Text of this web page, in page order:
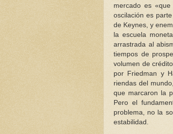
mercado es
oscilación es
de Keynes, y
la escuela
arrastrada al
tiempos de
volumen de
por Friedman y
riendas del
que marcaron la
Pero el
problema, no la
estabilidad.